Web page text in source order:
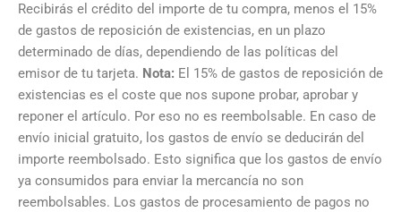
Recibirás el crédito del importe de tu compra, menos el 15%
de gastos de reposición de existencias, en un plazo
determinado de días, dependiendo de las políticas del
emisor de tu tarjeta. Nota: El 15% de gastos de reposición de
existencias es el coste que nos supone probar, aprobar y
reponer el artículo. Por eso no es reembolsable. En caso de
envío inicial gratuito, los gastos de envío se deducirán del
importe reembolsado. Esto significa que los gastos de envío
ya consumidos para enviar la mercancía no son
reembolsables. Los gastos de procesamiento de pagos no